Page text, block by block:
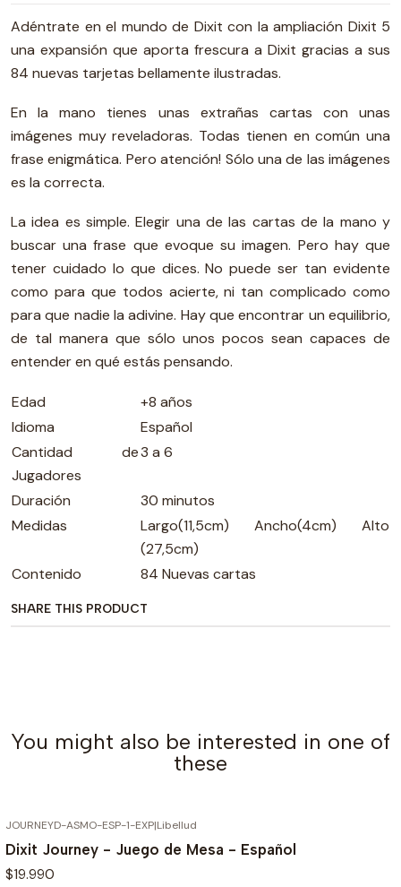
Adéntrate en el mundo de Dixit con la ampliación Dixit 5
una expansión que aporta frescura a Dixit gracias a sus
84 nuevas tarjetas bellamente ilustradas.
En la mano tienes unas extrañas cartas con unas
imágenes muy reveladoras. Todas tienen en común una
frase enigmática. Pero atención! Sólo una de las imágenes
es la correcta.
La idea es simple. Elegir una de las cartas de la mano y
buscar una frase que evoque su imagen. Pero hay que
tener cuidado lo que dices. No puede ser tan evidente
como para que todos acierte, ni tan complicado como
para que nadie la adivine. Hay que encontrar un equilibrio,
de tal manera que sólo unos pocos sean capaces de
entender en qué estás pensando.
Edad
+8 años
Idioma
Español
Cantidad de
Jugadores
3 a 6
Duración
30 minutos
Medidas
Largo(11,5cm) Ancho(4cm) Alto
(27,5cm)
Contenido
84 Nuevas cartas
SHARE THIS PRODUCT
You might also be interested in one of
these
JOURNEYD-ASMO-ESP-1-EXP|Libellud
Dixit Journey - Juego de Mesa - Español
$19.990